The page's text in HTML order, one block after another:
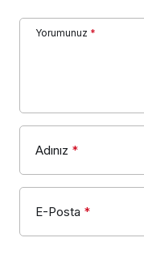
Yorumunuz *
Adınız *
E-Posta *